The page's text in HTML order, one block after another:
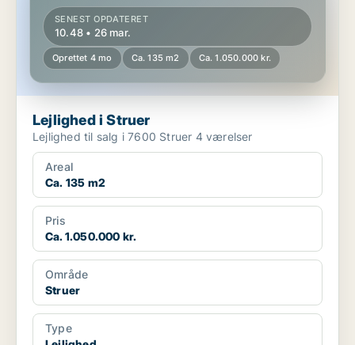
SENEST OPDATERET
10.48 • 26 mar.
Oprettet 4 mo Ca. 135 m2 Ca. 1.050.000 kr.
Lejlighed i Struer
Lejlighed til salg i 7600 Struer 4 værelser
Areal
Ca. 135 m2
Pris
Ca. 1.050.000 kr.
Område
Struer
Type